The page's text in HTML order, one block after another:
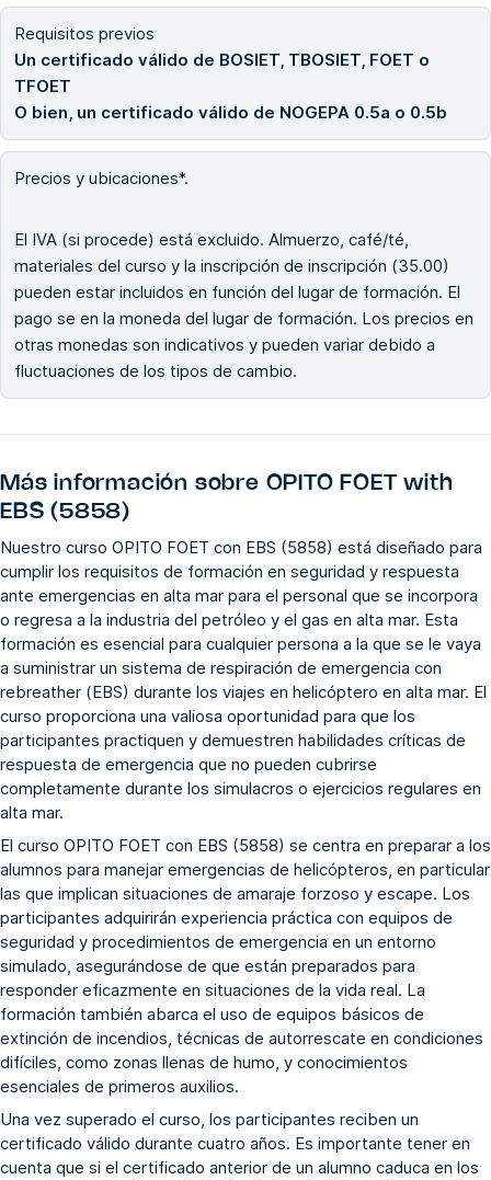
Requisitos previos
Un certificado válido de BOSIET, TBOSIET, FOET o
TFOET
O bien, un certificado válido de NOGEPA 0.5a o 0.5b
Precios y ubicaciones*.
El IVA (si procede) está excluido. Almuerzo, café/té,
materiales del curso y la inscripción de inscripción (35.00)
pueden estar incluidos en función del lugar de formación. El
pago se en la moneda del lugar de formación. Los precios en
otras monedas son indicativos y pueden variar debido a
fluctuaciones de los tipos de cambio.
Más información sobre OPITO FOET with
EBS (5858)
Nuestro curso OPITO FOET con EBS (5858) está diseñado para
cumplir los requisitos de formación en seguridad y respuesta
ante emergencias en alta mar para el personal que se incorpora
o regresa a la industria del petróleo y el gas en alta mar. Esta
formación es esencial para cualquier persona a la que se le vaya
a suministrar un sistema de respiración de emergencia con
rebreather (EBS) durante los viajes en helicóptero en alta mar. El
curso proporciona una valiosa oportunidad para que los
participantes practiquen y demuestren habilidades críticas de
respuesta de emergencia que no pueden cubrirse
completamente durante los simulacros o ejercicios regulares en
alta mar.
El curso OPITO FOET con EBS (5858) se centra en preparar a los
alumnos para manejar emergencias de helicópteros, en particular
las que implican situaciones de amaraje forzoso y escape. Los
participantes adquirirán experiencia práctica con equipos de
seguridad y procedimientos de emergencia en un entorno
simulado, asegurándose de que están preparados para
responder eficazmente en situaciones de la vida real. La
formación también abarca el uso de equipos básicos de
extinción de incendios, técnicas de autorrescate en condiciones
difíciles, como zonas llenas de humo, y conocimientos
esenciales de primeros auxilios.
Una vez superado el curso, los participantes reciben un
certificado válido durante cuatro años. Es importante tener en
cuenta que si el certificado anterior de un alumno caduca en los